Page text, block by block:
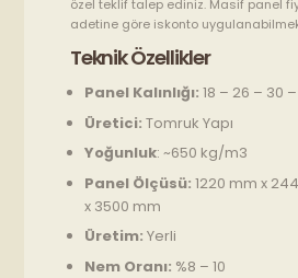
özel teklif talep ediniz. Masif panel
adetine göre iskonto
Teknik Özellikler
Panel Kalınlığı: 18 – 26 – 30
Üretici: Tomruk Yapı
Yoğunluk: ~650 kg/m3
Panel Ölçüsü: 1220 mm x
x 3500 mm
Üretim: Yerli
Nem Oranı: %8 – 10